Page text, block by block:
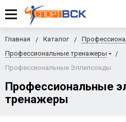
Главная Каталог
Профессиональные тренажеры
Профессиональные Эллипсоиды
Профессиональные
тренажеры